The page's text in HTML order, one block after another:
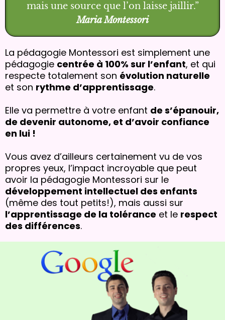
mais une source que l’on laisse jaillir.”
Maria Montessori
La pédagogie Montessori est simplement une
pédagogie centrée à 100% sur l’enfant, et qui
respecte totalement son évolution naturelle
et son rythme d’apprentissage.
Elle va permettre à votre enfant de s’épanouir,
de devenir autonome, et d’avoir confiance
en lui !
Vous avez d’ailleurs certainement vu de vos
propres yeux, l’impact incroyable que peut
avoir la pédagogie Montessori sur le
développement intellectuel des enfants
(même des tout petits!), mais aussi sur
l’apprentissage de la tolérance et le respect
des différences.